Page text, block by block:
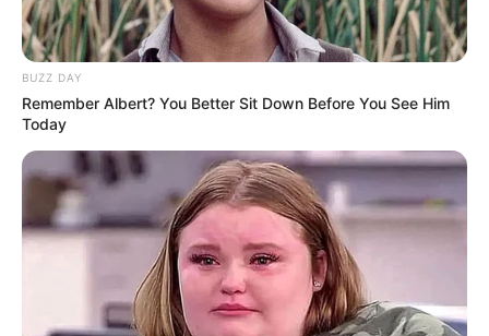
ГАРЯЧI
У селі на Закарпатті жінки
взялися засипати джерело, з
якого люди набирали питну
воду: що сталося? (фото,
відео)
07.08.2026
BUZZ DAY
Remember Albert? You Better Sit Down Before You See Him
Today